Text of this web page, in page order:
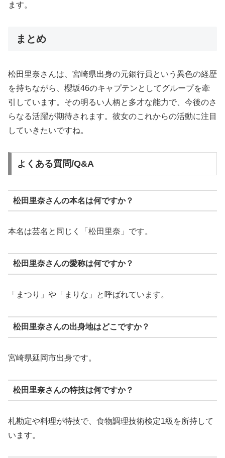
ます。
まとめ
松田里奈さんは、宮崎県出身の元銀行員という異色の経歴
を持ちながら、櫻坂46のキャプテンとしてグループを牽
引しています。その明るい人柄と多才な能力で、今後のさ
らなる活躍が期待されます。彼女のこれからの活動に注目
していきたいですね。
よくある質問/Q&A
松田里奈さんの本名は何ですか？
本名は芸名と同じく「松田里奈」です。
松田里奈さんの愛称は何ですか？
「まつり」や「まりな」と呼ばれています。
松田里奈さんの出身地はどこですか？
宮崎県延岡市出身です。
松田里奈さんの特技は何ですか？
札勘定や料理が特技で、食物調理技術検定1級を所持して
います。